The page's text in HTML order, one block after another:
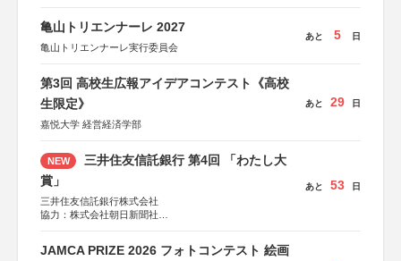
亀山トリエンナーレ 2027
亀山トリエンナーレ実行委員会
あと 5 日
第3回 高校生広報アイデアコンテスト《高校
生限定》
嘉悦大学 経営経済学部
あと 29 日
NEW
三井住友信託銀行 第4回 「わたし大
賞」
三井住友信託銀行株式会社
協力：株式会社朝日新聞社
あと 53 日
JAMCA PRIZE 2026 フォトコンテスト 絵画